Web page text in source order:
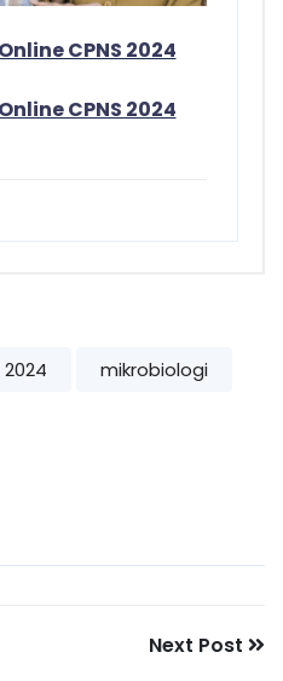
CPNS 2024
CPNS 2024
mikrobiologi
Next Post